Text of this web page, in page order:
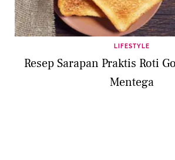
LIFESTYLE
Resep Sarapan Praktis Roti
Mentega